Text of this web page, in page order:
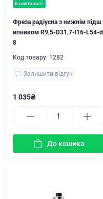
в наявності
Фреза радіусна з нижнім підш
ипником R9,5-D31,7-l16-L54-d
8
Код товару: 1282
Залишити відгук
1 035₴
До кошика